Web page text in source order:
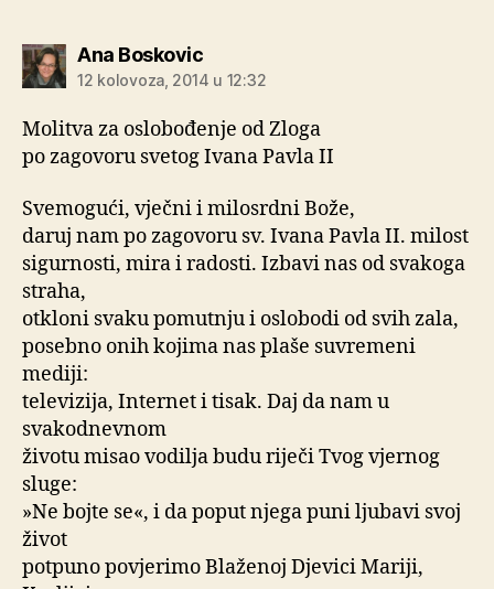
Ana Boskovickaže:
12 kolovoza, 2014 u 12:32
Molitva za oslobođenje od Zloga
po zagovoru svetog Ivana Pavla II
Svemogući, vječni i milosrdni Bože,
daruj nam po zagovoru sv. Ivana Pavla II. milost
sigurnosti, mira i radosti. Izbavi nas od svakoga
straha,
otkloni svaku pomutnju i oslobodi od svih zala,
posebno onih kojima nas plaše suvremeni
mediji:
televizija, Internet i tisak. Daj da nam u
svakodnevnom
životu misao vodilja budu riječi Tvog vjernog
sluge:
»Ne bojte se«, i da poput njega puni ljubavi svoj
život
potpuno povjerimo Blaženoj Djevici Mariji,